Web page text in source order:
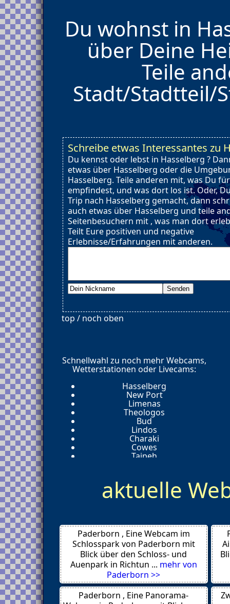
Du wohnst in
über Deine
Teile
Stadt/Stadtteil/
Schreibe etwas Interessantes zu
Du kennst oder lebst in Hasselberg ?
etwas über Hasselberg oder die
Hasselberg. Teile anderen mit, was Du
empfindest, und was dort los ist. Oder,
Trip nach Hasselberg gemacht, dann
auch etwas über Hasselberg und teile
Seitenbesuchern mit , was man dort
Teilt Eure positiven und negative
Erlebnisse/Erfahrungen mit anderen.
top / noch oben
Schnellwahl zu noch mehr Webcams,
Wetterstationen oder Livecams:
Hasselberg
New Port
Limenas
Theologos
Bud
Lindos
Charaki
Cowes
Taipeh
Funchal
Binz
Bremerhaven
Takashima
Bremen
Key West
Rees
Naumburg
Prag
La Grange
Torre Pedrera
Hannover
aktuelle
Paderborn , Eine Webcam im
Schlosspark von Paderborn mit
Blick über den Schloss- und
Auenpark in Richtun ... mehr von
Paderborn >>
Paderborn , Eine Panorama-